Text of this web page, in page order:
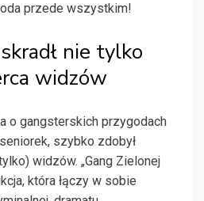
przede wszystkim!
nie tylko
widzów
o gangsterskich przygodach
szybko zdobył
widzów. „Gang Zielonej
która łączy w sobie